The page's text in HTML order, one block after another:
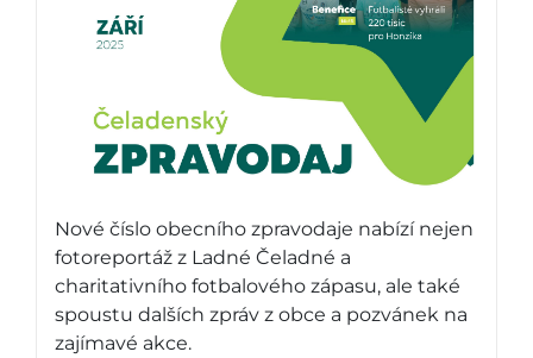
Nové číslo obecního zpravodaje nabízí nejen
fotoreportáž z Ladné Čeladné a
charitativního fotbalového zápasu, ale také
spoustu dalších zpráv z obce a pozvánek na
zajímavé akce.